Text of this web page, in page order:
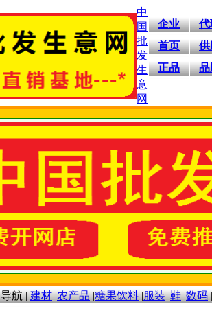
中
国
批
发
生
意
网
企业
代
首页
供
正品
品
导航|建材|农产品|糖果饮料|服装|鞋|数码|